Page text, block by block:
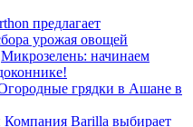
предлагает
урожая овощей
Микрозелень: начинаем
грядки в Ашане в
Компания Barilla выбирает